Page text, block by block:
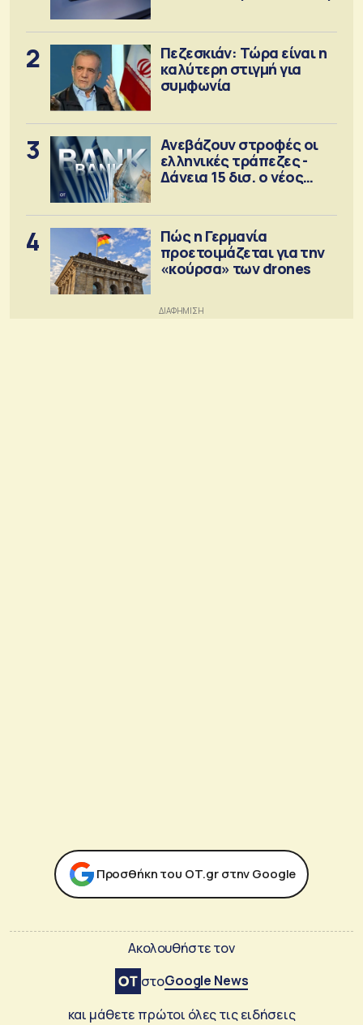
2
Πεζεσκιάν: Τώρα είναι η
καλύτερη στιγμή για
συμφωνία
3
Ανεβάζουν στροφές οι
ελληνικές τράπεζες -
Δάνεια 15 δισ. ο νέος
4
Πώς η Γερμανία
προετοιμάζεται για την
«κούρσα» των drones
Προσθήκη του ΟΤ.gr στην Google
Ακολουθήστε τον
στοGoogle News
και μάθετε πρώτοι όλες τις ειδήσεις